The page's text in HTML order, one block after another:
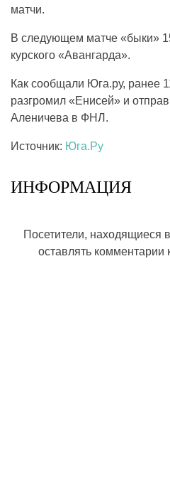
матчи.
В следующем матче «быки»
курского «Авангарда».
Как сообщали Юга.ру, ранее
разгромил «Енисей» и
Аленичева в ФНЛ.
Источник: Юга.Ру
ИНФОРМАЦИЯ
Посетители, находящиеся
оставлять комментарии